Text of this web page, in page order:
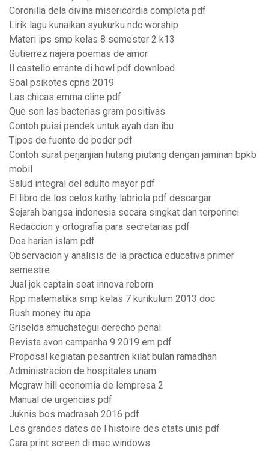
Coronilla dela divina misericordia completa pdf
Lirik lagu kunaikan syukurku ndc worship
Materi ips smp kelas 8 semester 2 k13
Gutierrez najera poemas de amor
Il castello errante di howl pdf download
Soal psikotes cpns 2019
Las chicas emma cline pdf
Que son las bacterias gram positivas
Contoh puisi pendek untuk ayah dan ibu
Tipos de fuente de poder pdf
Contoh surat perjanjian hutang piutang dengan jaminan bpkb
mobil
Salud integral del adulto mayor pdf
El libro de los celos kathy labriola pdf descargar
Sejarah bangsa indonesia secara singkat dan terperinci
Redaccion y ortografia para secretarias pdf
Doa harian islam pdf
Observacion y analisis de la practica educativa primer
semestre
Jual jok captain seat innova reborn
Rpp matematika smp kelas 7 kurikulum 2013 doc
Rush money itu apa
Griselda amuchategui derecho penal
Revista avon campanha 9 2019 em pdf
Proposal kegiatan pesantren kilat bulan ramadhan
Administracion de hospitales unam
Mcgraw hill economia de lempresa 2
Manual de urgencias pdf
Juknis bos madrasah 2016 pdf
Les grandes dates de l histoire des etats unis pdf
Cara print screen di mac windows